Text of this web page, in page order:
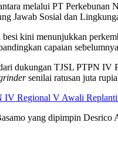
melalui PT Perkebunan
Jawab Sosial dan
kini menunjukkan
capaian
dukungan TJSL PTPN IV
senilai ratusan juta
IV Regional V Awali
yang dipimpin Desrico